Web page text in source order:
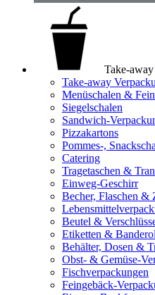
Take-
Take-away
Menüschalen &
Siegelschalen
Sandwich-
Pizzakartons
Pommes-,
Catering
Tragetaschen &
Einweg-Geschirr
Becher, Flaschen &
Beutel &
Etiketten &
Behälter, Dosen &
Obst- & Gemüse-
Fischverpackungen
Feingebäck-